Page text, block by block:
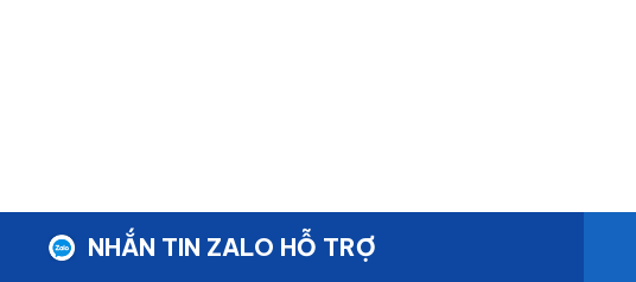
NHẮN TIN ZALO HỖ TRỢ